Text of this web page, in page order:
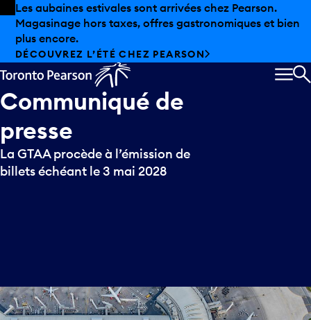
Skip to offers
Passer au contenu principal
Les aubaines estivales sont arrivées chez Pearson.
Magasinage hors taxes, offres gastronomiques et bien
plus encore.
DÉCOUVREZ L’ÉTÉ CHEZ PEARSON
Communiqué de
presse
La GTAA procède à l’émission de
billets échéant le 3 mai 2028